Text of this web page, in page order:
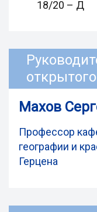
18/20 – Д
Махов
Профессор
географии и
Герцена